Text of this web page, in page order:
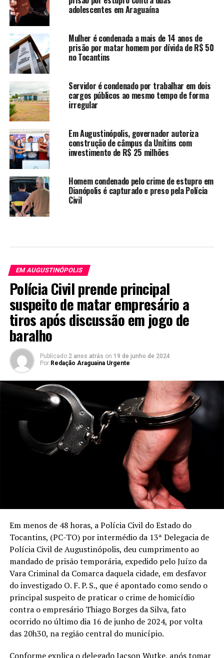
adolescentes em Araguaína
Mulher é condenada a mais de 14 anos de
prisão por matar homem por dívida de R$ 50
no Tocantins
Servidor é condenado por trabalhar em dois
cargos públicos ao mesmo tempo de forma
irregular
Em Augustinópolis, governador autoriza
construção de câmpus da Unitins com
investimento de R$ 25 milhões
Homem condenado pelo crime de estupro em
Dianópolis é capturado e preso pela Polícia
Civil
EM AUGUSTINÓPOLIS
Polícia Civil prende principal
suspeito de matar empresário a
tiros após discussão em jogo de
baralho
Publicado 2 anos atrás on 19 de junho de 2024
Por Redação Araguaina Urgente
Em menos de 48 horas, a Polícia Civil do Estado do
Tocantins, (PC-TO) por intermédio da 13ª Delegacia de
Polícia Civil de Augustinópolis, deu cumprimento ao
mandado de prisão temporária, expedido pelo Juízo da
Vara Criminal da Comarca daquela cidade, em desfavor
do investigado O. F. P. S., que é apontado como sendo o
principal suspeito de praticar o crime de homicídio
contra o empresário Thiago Borges da Silva, fato
ocorrido no último dia 16 de junho de 2024, por volta
das 20h30, na região central do município.
Conforme explica o delegado Jacson Wutke, após tomar